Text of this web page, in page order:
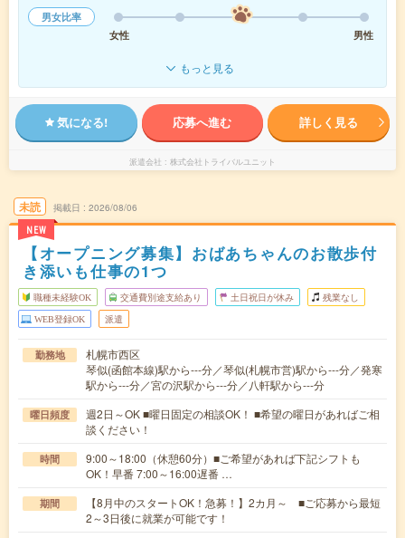
男女比率
女性
男性
もっと見る
気になる! 応募へ進む 詳しく見る
派遣会社 株式会社トライバルユニット
未読
NEW
掲載日 2026/08/06
【オープニング募集】おばあちゃんのお散歩付
き添いも仕事の1つ
職種未経験OK 交通費別途支給あり 土日祝日が休み 残業なし
WEB登録OK 派遣
勤務地
札幌市西区
琴似(函館本線)駅から---分／琴似(札幌市営)駅から---分／発寒
駅から---分／宮の沢駅から---分／八軒駅から---分
曜日頻度
週2日～OK ■曜日固定の相談OK！ ■希望の曜日があればご相
談ください！
時間
9:00～18:00（休憩60分）■ご希望があれば下記シフトも
OK！早番 7:00～16:00遅番 …
期間
【8月中のスタートOK！急募！】2カ月～ ■ご応募から最短
2～3日後に就業が可能です！